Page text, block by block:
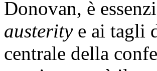
Donovan, è
austeritye ai tagli
centrale della